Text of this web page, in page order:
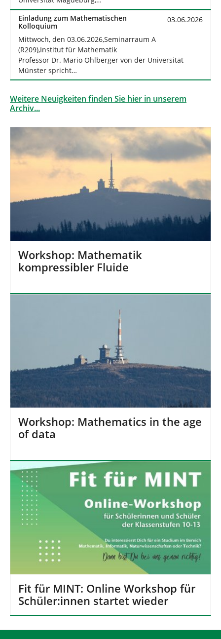
03.06.2026
Einladung zum Mathematischen
Kolloquium
Mittwoch, den 03.06.2026,Seminarraum A
(R209),Institut für Mathematik
Professor Dr. Mario Ohlberger von der Universität
Münster spricht…
Weitere Neuigkeiten finden Sie hier in unserem
Archiv...
Workshop: Mathematik
kompressibler Fluide
Workshop: Mathematics in the age
of data
Fit für MINT: Online Workshop für
Schüler:innen startet wieder